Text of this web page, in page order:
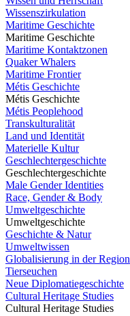
Wissenszirkulation
Maritime Geschichte
Maritime Geschichte
Maritime Kontaktzonen
Quaker Whalers
Maritime Frontier
Métis Geschichte
Métis Geschichte
Métis Peoplehood
Transkulturalität
Land und Identität
Materielle Kultur
Geschlechtergeschichte
Geschlechtergeschichte
Male Gender Identities
Race, Gender & Body
Umweltgeschichte
Umweltgeschichte
Geschichte & Natur
Umweltwissen
Globalisierung in der Region
Tierseuchen
Neue Diplomatiegeschichte
Cultural Heritage Studies
Cultural Heritage Studies